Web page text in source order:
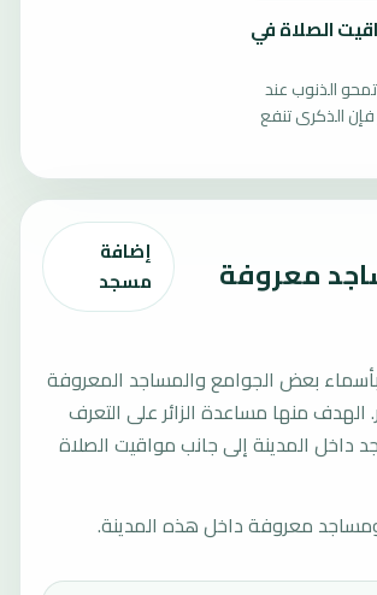
الصلاة في
الذنوب عند
الذكرى تنفع
معروفة
إضافة
مسجد
بعض الجوامع والمساجد المعروفة
الهدف منها مساعدة الزائر على التعرف
داخل المدينة إلى جانب مواقيت الصلاة